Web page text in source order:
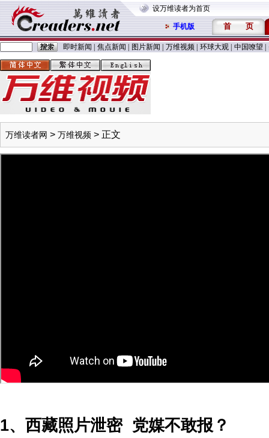
设万维读者为首页
手机版 首 页
即时新闻 焦点新闻 图片新闻 万维视频 环球大观 中国嘹望
万维读者网 > 万维视频 > 正文
1、西藏照片泄密 党媒不敢报？